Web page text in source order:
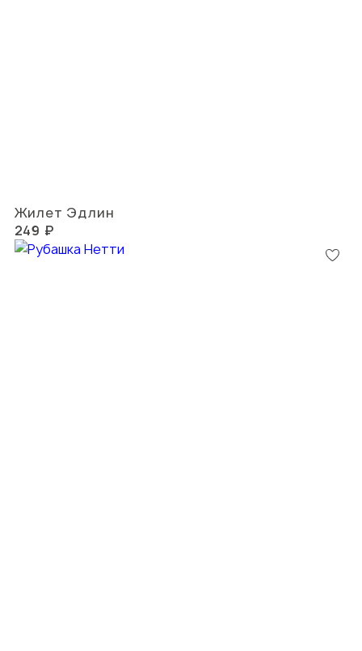
Жилет Эдлин
249 ₽